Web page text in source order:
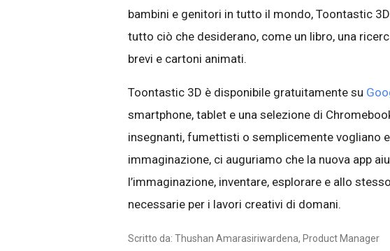
bambini e genitori in tutto il mondo, Toontastic
tutto ciò che desiderano, come un libro, una
brevi e cartoni animati.
Toontastic 3D è disponibile gratuitamente su
smartphone, tablet e una selezione di
insegnanti, fumettisti o semplicemente vogliano
immaginazione, ci auguriamo che la nuova app
l’immaginazione, inventare, esplorare e allo
necessarie per i lavori creativi di domani.
Scritto da: Thushan Amarasiriwardena, Product Manager